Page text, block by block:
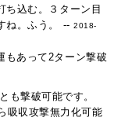
ち込む。３ターン目
ね。ふう。 --2018-
もあって2ターン撃破
も撃破可能です。
吸収攻撃無力化可能